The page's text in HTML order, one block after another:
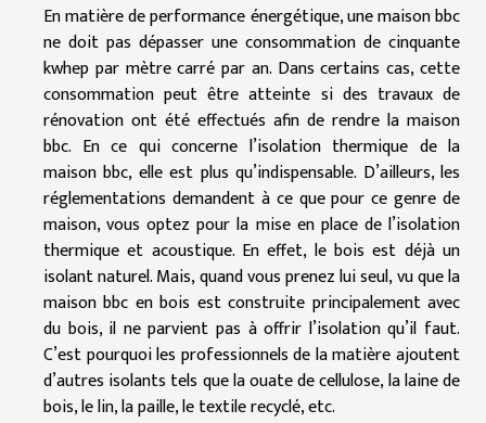
En matière de performance énergétique, une maison bbc
ne doit pas dépasser une consommation de cinquante
kwhep par mètre carré par an. Dans certains cas, cette
consommation peut être atteinte si des travaux de
rénovation ont été effectués afin de rendre la maison
bbc. En ce qui concerne l’isolation thermique de la
maison bbc, elle est plus qu’indispensable. D’ailleurs, les
réglementations demandent à ce que pour ce genre de
maison, vous optez pour la mise en place de l’isolation
thermique et acoustique. En effet, le bois est déjà un
isolant naturel. Mais, quand vous prenez lui seul, vu que la
maison bbc en bois est construite principalement avec
du bois, il ne parvient pas à offrir l’isolation qu’il faut.
C’est pourquoi les professionnels de la matière ajoutent
d’autres isolants tels que la ouate de cellulose, la laine de
bois, le lin, la paille, le textile recyclé, etc.